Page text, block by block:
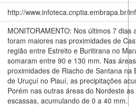
http://www.infoteca.cnptia.embrapa.br/
MONITORAMENTO: Nos últimos 7 dias
foram maiores nas proximidades de
região entre Estreito e Buritirana no
somaram entre 90 e 130 mm. Nas
proximidades de Riacho de Santana na
de Uruçuí no Piauí, as precipitações
Porém nas outras áreas do Nordeste
escassas, acumulando de 0 a 40 mm.